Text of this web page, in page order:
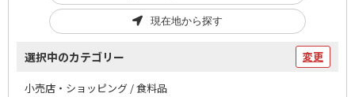
現在地から探す
選択中のカテゴリー 変更
小売店・ショッピング / 食料品